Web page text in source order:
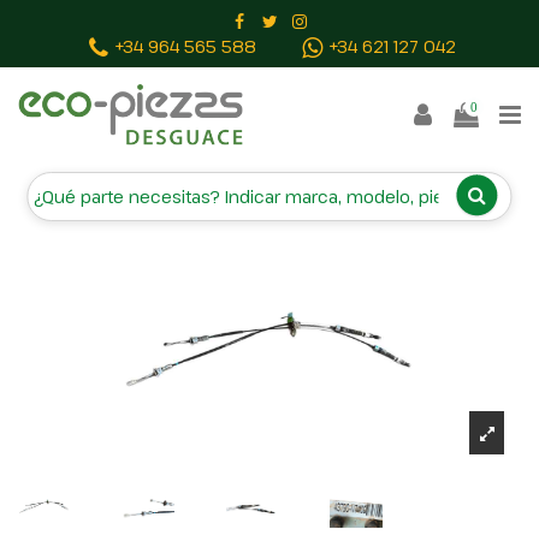
+34 964 565 588 +34 621 127 042
0
VARILLAJE CAMBIO
43790N7100 43790N7100